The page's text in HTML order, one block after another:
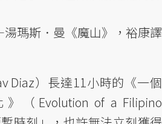
瑪斯．曼《魔山》，裕康譯
Diaz）長達11小時的《一個
（Evolution of a Filipino